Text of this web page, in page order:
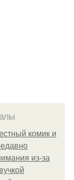
комик и
из-за